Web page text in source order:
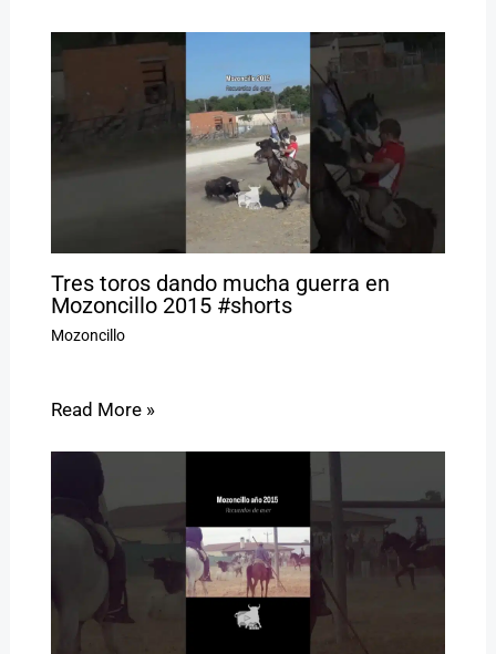
Tres toros dando mucha guerra en
Mozoncillo 2015 #shorts
Mozoncillo
Read More »